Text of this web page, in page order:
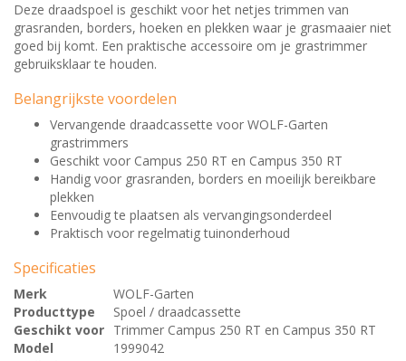
Deze draadspoel is geschikt voor het netjes trimmen van
grasranden, borders, hoeken en plekken waar je grasmaaier niet
goed bij komt. Een praktische accessoire om je grastrimmer
gebruiksklaar te houden.
Belangrijkste voordelen
Vervangende draadcassette voor WOLF-Garten
grastrimmers
Geschikt voor Campus 250 RT en Campus 350 RT
Handig voor grasranden, borders en moeilijk bereikbare
plekken
Eenvoudig te plaatsen als vervangingsonderdeel
Praktisch voor regelmatig tuinonderhoud
Specificaties
Merk
WOLF-Garten
Producttype
Spoel / draadcassette
Geschikt voor Trimmer Campus 250 RT en Campus 350 RT
Model
1999042